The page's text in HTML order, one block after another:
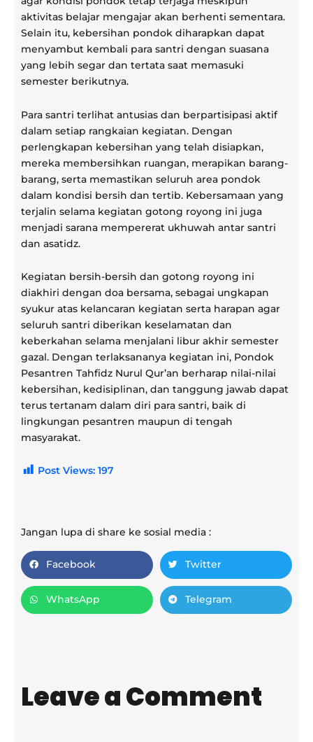
aktivitas belajar mengajar akan berhenti sementara.
Selain itu, kebersihan pondok diharapkan dapat
menyambut kembali para santri dengan suasana
yang lebih segar dan tertata saat memasuki
semester berikutnya.
Para santri terlihat antusias dan berpartisipasi aktif
dalam setiap rangkaian kegiatan. Dengan
perlengkapan kebersihan yang telah disiapkan,
mereka membersihkan ruangan, merapikan barang-
barang, serta memastikan seluruh area pondok
dalam kondisi bersih dan tertib. Kebersamaan yang
terjalin selama kegiatan gotong royong ini juga
menjadi sarana mempererat ukhuwah antar santri
dan asatidz.
Kegiatan bersih-bersih dan gotong royong ini
diakhiri dengan doa bersama, sebagai ungkapan
syukur atas kelancaran kegiatan serta harapan agar
seluruh santri diberikan keselamatan dan
keberkahan selama menjalani libur akhir semester
gazal. Dengan terlaksananya kegiatan ini, Pondok
Pesantren Tahfidz Nurul Qur’an berharap nilai-nilai
kebersihan, kedisiplinan, dan tanggung jawab dapat
terus tertanam dalam diri para santri, baik di
lingkungan pesantren maupun di tengah
masyarakat.
Post Views: 197
Jangan lupa di share ke sosial media :
Facebook Twitter
WhatsApp Telegram
Leave a Comment